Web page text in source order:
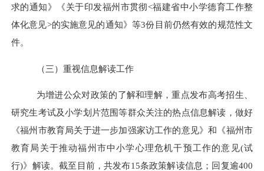
求的通知》《关于印发福州市贯彻<福建省中小学德育工作整
体化意见>的实施意见的通知》等3份目前仍然有效的规范性文
件。
（三）重视信息解读工作
为增进公众对政策的了解和理解，重点发布高考招生、
研究生考试及小学划片范围等群众关注的热点信息解读，做好
《福州市教育局关于进一步加强家访工作的意见》和《福州市
教育局关于推动福州市中小学心理危机干预工作的意见(试
行)》解读。截至目前，共发布15条政策解读信息；回复逾400